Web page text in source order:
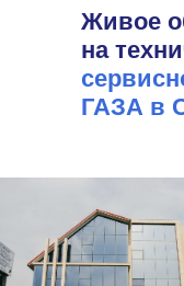
Живое
на
ГАЗА в